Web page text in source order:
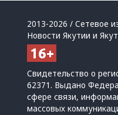
2013-2026 / Сетевое
Новости Якутии и
Свидетельство о
62371. Выдано
сфере связи,
массовых